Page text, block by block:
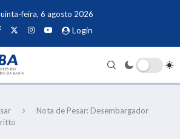
feira, 6 agosto 2026
Login
Nota de Pesar: Desembargador